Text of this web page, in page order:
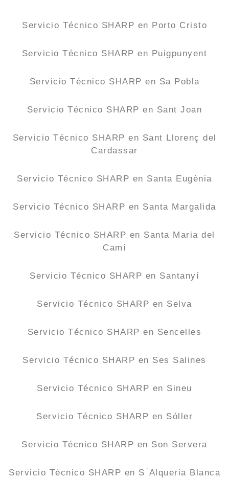
Servicio Técnico SHARP en Porto Cristo
Servicio Técnico SHARP en Puigpunyent
Servicio Técnico SHARP en Sa Pobla
Servicio Técnico SHARP en Sant Joan
Servicio Técnico SHARP en Sant Llorenç del
Cardassar
Servicio Técnico SHARP en Santa Eugènia
Servicio Técnico SHARP en Santa Margalida
Servicio Técnico SHARP en Santa Maria del
Camí
Servicio Técnico SHARP en Santanyí
Servicio Técnico SHARP en Selva
Servicio Técnico SHARP en Sencelles
Servicio Técnico SHARP en Ses Salines
Servicio Técnico SHARP en Sineu
Servicio Técnico SHARP en Sóller
Servicio Técnico SHARP en Son Servera
Servicio Técnico SHARP en S ́Alqueria Blanca